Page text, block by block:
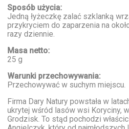
Sposób użycia:
Jedną łyżeczkę zalać szklanką
przykryciem do zaparzenia na
razy dziennie.
Masa netto:
25 g
Warunki przechowywania:
Przechowywać w suchym miejscu.
Firma Dary Natury powstała w
ukrytej wśród lasów wsi Koryciny,
Grodzisk. To stąd pochodzi